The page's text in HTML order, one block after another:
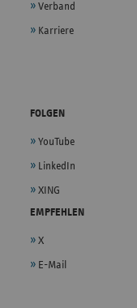
Verband
Karriere
FOLGEN
YouTube
LinkedIn
XING
EMPFEHLEN
X
E-Mail